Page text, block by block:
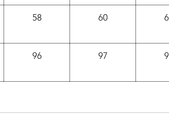
58 60
96 97